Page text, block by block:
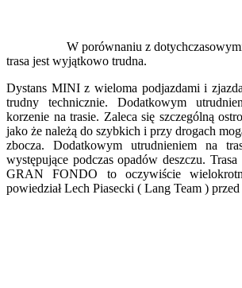
W porównaniu z dotychczasowymi
trasa jest wyjątkowo trudna.
Dystans MINI z wieloma podjazdami i
trudny technicznie. Dodatkowym
korzenie na trasie. Zaleca się szczególną
jako że należą do szybkich i przy drogach
zbocza. Dodatkowym utrudnieniem na
występujące podczas opadów deszczu.
GRAN FONDO to oczywiście
powiedział Lech Piasecki ( Lang Team ) przed